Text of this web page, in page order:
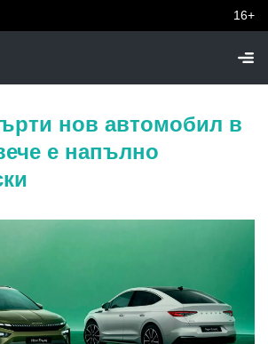
16+
нов автомобил в
е напълно